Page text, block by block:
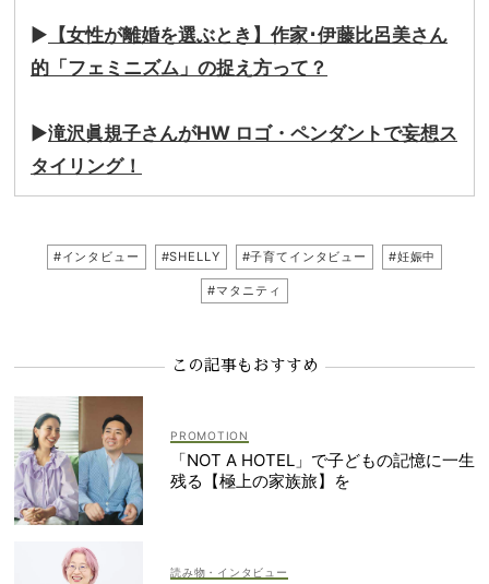
▶ 【女性が離婚を選ぶとき】作家･伊藤比呂美さん
的「フェミニズム」の捉え方って？
▶滝沢眞規子さんがHW ロゴ・ペンダントで妄想ス
タイリング！
#インタビュー #SHELLY #子育てインタビュー #妊娠中
#マタニティ
この記事もおすすめ
「NOT A HOTEL」で子どもの記憶に一生
残る【極上の家族旅】を
読み物・インタビュー